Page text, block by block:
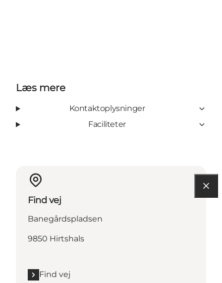
Læs mere
Kontaktoplysninger
Faciliteter
Find vej
Banegårdspladsen
9850 Hirtshals
Find vej